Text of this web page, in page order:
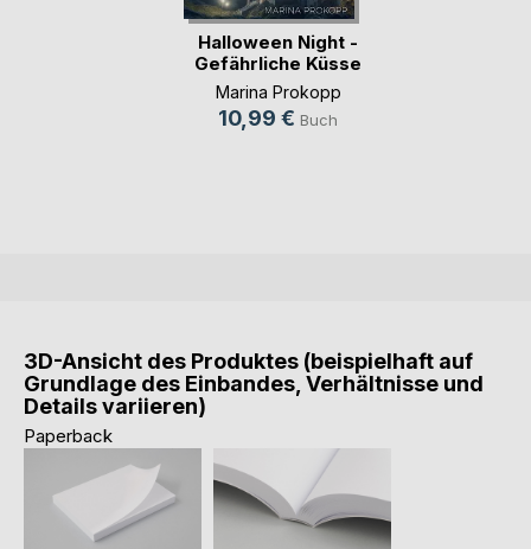
Halloween Night -
Gefährliche Küsse
Marina Prokopp
10,99 € Buch
3D-Ansicht des Produktes (beispielhaft auf
Grundlage des Einbandes, Verhältnisse und
Details variieren)
Paperback